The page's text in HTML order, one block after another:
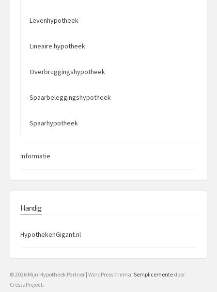
Levenhypotheek
Lineaire hypotheek
Overbruggingshypotheek
Spaarbeleggingshypotheek
Spaarhypotheek
Informatie
Handig:
HypothekenGigant.nl
© 2026 Mijn Hypotheek Partner | WordPress thema: Semplicemente door
CrestaProject.